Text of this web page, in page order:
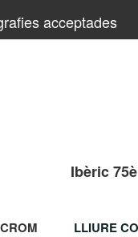
acceptades
Ibèric
LLIURE